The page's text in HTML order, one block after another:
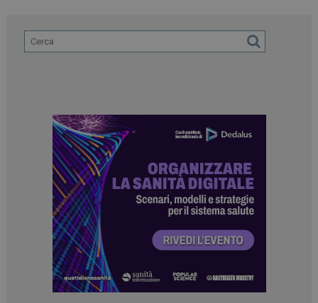
_ga_Z2VT792F98 .dailyhealthindustry.it
tracking-sites-
ironfish-tracking-
enable
www.dailyhealthindustry.it